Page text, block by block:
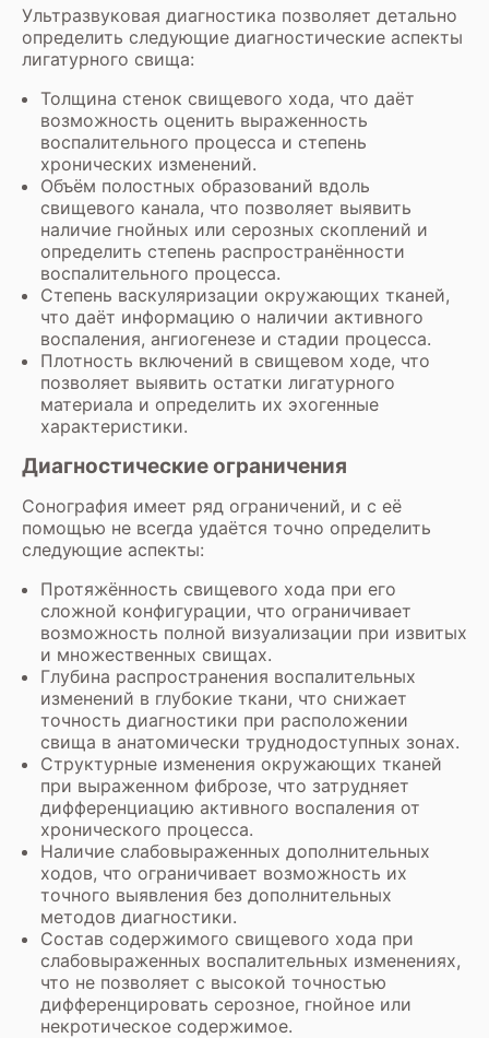
Ультразвуковая диагностика позволяет детально
определить следующие диагностические аспекты
лигатурного свища:
Толщина стенок свищевого хода, что даёт
возможность оценить выраженность
воспалительного процесса и степень
хронических изменений.
Объём полостных образований вдоль
свищевого канала, что позволяет выявить
наличие гнойных или серозных скоплений и
определить степень распространённости
воспалительного процесса.
Степень васкуляризации окружающих тканей,
что даёт информацию о наличии активного
воспаления, ангиогенезе и стадии процесса.
Плотность включений в свищевом ходе, что
позволяет выявить остатки лигатурного
материала и определить их эхогенные
характеристики.
Диагностические ограничения
Сонография имеет ряд ограничений, и с её
помощью не всегда удаётся точно определить
следующие аспекты:
Протяжённость свищевого хода при его
сложной конфигурации, что ограничивает
возможность полной визуализации при извитых
и множественных свищах.
Глубина распространения воспалительных
изменений в глубокие ткани, что снижает
точность диагностики при расположении
свища в анатомически труднодоступных зонах.
Структурные изменения окружающих тканей
при выраженном фиброзе, что затрудняет
дифференциацию активного воспаления от
хронического процесса.
Наличие слабовыраженных дополнительных
ходов, что ограничивает возможность их
точного выявления без дополнительных
методов диагностики.
Состав содержимого свищевого хода при
слабовыраженных воспалительных изменениях,
что не позволяет с высокой точностью
дифференцировать серозное, гнойное или
некротическое содержимое.